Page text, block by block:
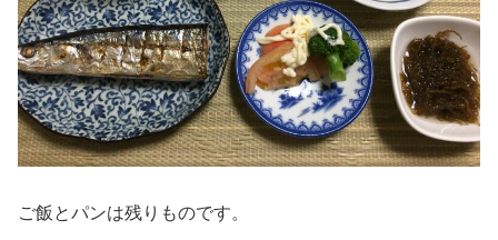
ご飯とパンは残りものです。